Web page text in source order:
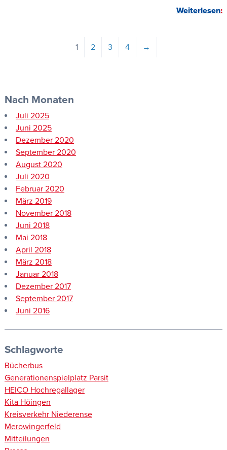
Weiterlesen
1 2 3 4 →
Nach Monaten
Juli 2025
Juni 2025
Dezember 2020
September 2020
August 2020
Juli 2020
Februar 2020
März 2019
November 2018
Juni 2018
Mai 2018
April 2018
März 2018
Januar 2018
Dezember 2017
September 2017
Juni 2016
Schlagworte
Bücherbus
Generationenspielplatz Parsit
HEICO Hochregallager
Kita Höingen
Kreisverkehr Niederense
Merowingerfeld
Mitteilungen